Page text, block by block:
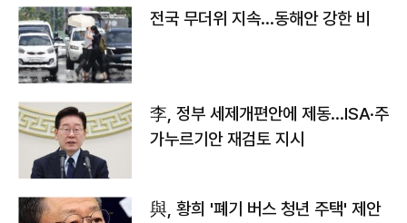
전국 무더위 지속…동해안 강한 비
李, 정부 세제개편안에 제동…ISA·주
가누르기안 재검토 지시
與, 황희 '폐기 버스 청년 주택' 제안